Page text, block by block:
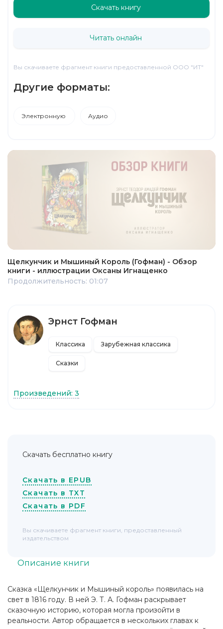
Скачать книгу
Читать онлайн
Вы скачиваете фрагмент книги предоставленной ООО "ИТ"
Другие форматы:
Электронную Аудио
Щелкунчик и Мышиный Король (Гофман) - Обзор
книги - иллюстрации Оксаны Игнащенко
Продолжительность: 01:07
Сказка «Щелкунчик и Мышиный король» появилась на
свет в 1816 году. В ней Э. Т. А. Гофман раскрывает
сказочную историю, которая могла произойти в
реальности. Автор обращается в нескольких главах к
Описание книги
Эрнст Гофман
Классика Зарубежная классика
Сказки
Произведений: 3
Скачать бесплатно книгу
Скачать в EPUB
Скачать в TXT
Скачать в PDF
Вы скачиваете фрагмент книги, предоставленный
издательством